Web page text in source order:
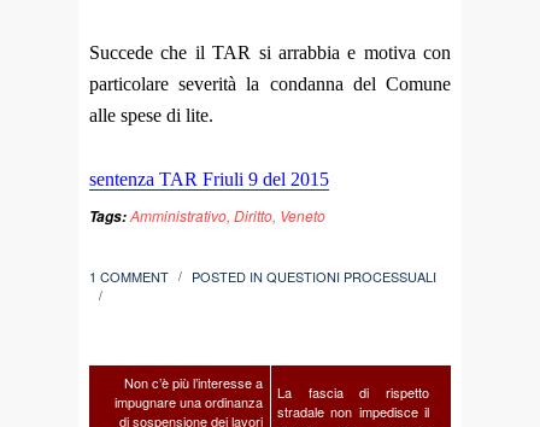
Succede che il TAR si arrabbia e motiva con
particolare severità la condanna del Comune
alle spese di lite.
sentenza TAR Friuli 9 del 2015
Tags:Amministrativo, Diritto, Veneto
1 COMMENT / POSTED IN QUESTIONI PROCESSUALI
/
Non c’è più l’interesse a
impugnare una ordinanza
di sospensione dei lavori
La fascia di rispetto
stradale non impedisce il